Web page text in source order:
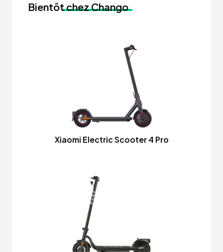
Bientôtchez Chango
Xiaomi Electric Scooter 4 Pro